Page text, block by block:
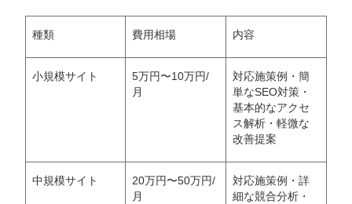
種類 費用相場 内容
小規模サイト
5万円〜10万円/
月
対応施策例・簡
単なSEO対策・
基本的なアクセ
ス解析・軽微な
改善提案
中規模サイト
20万円〜50万円/
月
対応施策例・詳
細な競合分析・